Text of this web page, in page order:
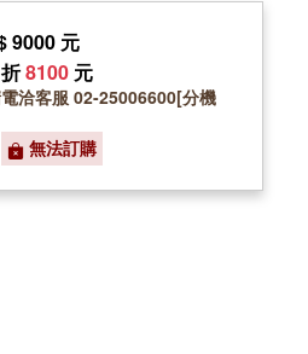
9000 元
折8100 元
洽客服 02-25006600[分機
無法訂購